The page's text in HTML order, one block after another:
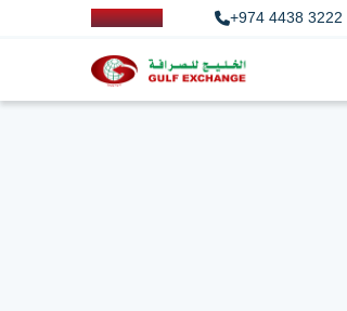
+974 4438 3222